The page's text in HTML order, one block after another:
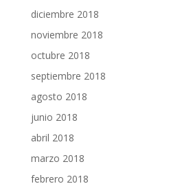
diciembre 2018
noviembre 2018
octubre 2018
septiembre 2018
agosto 2018
junio 2018
abril 2018
marzo 2018
febrero 2018